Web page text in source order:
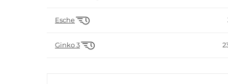
Esche
Ginko 3